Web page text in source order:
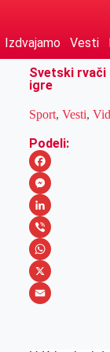
Izdvajamo Vesti
Svetski rvači
igre
Sport, Vesti,
Podeli:
F
a
c
e
b
o
M
e
s
s
e
L
i
n
k
V
i
b
W
h
X